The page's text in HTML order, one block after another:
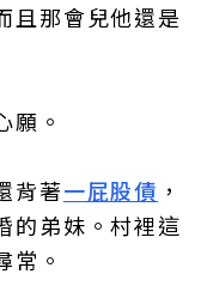
且那會兒他還是
願。
背著一屁股債 ，
的弟妹。村裡這
常。